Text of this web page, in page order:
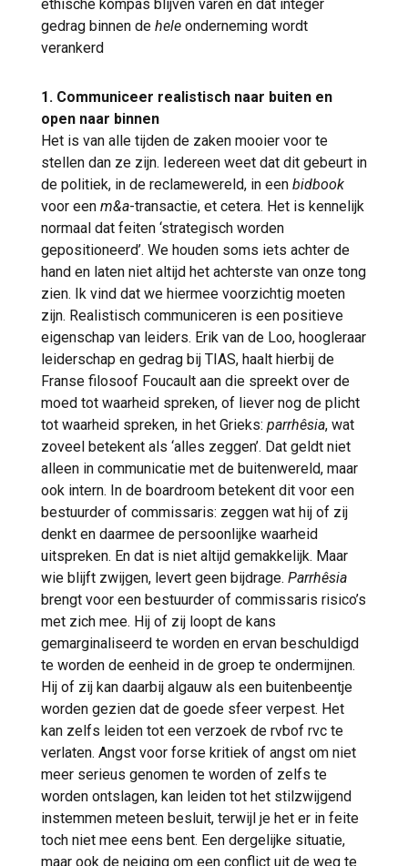
ethische kompas blijven varen en dat integer
gedrag binnen de hele onderneming wordt
verankerd
1. Communiceer realistisch naar buiten en
open naar binnen
Het is van alle tijden de zaken mooier voor te
stellen dan ze zijn. Iedereen weet dat dit gebeurt in
de politiek, in de reclamewereld, in een bidbook
voor een m&a-transactie, et cetera. Het is kennelijk
normaal dat feiten ‘strategisch worden
gepositioneerd’. We houden soms iets achter de
hand en laten niet altijd het achterste van onze tong
zien. Ik vind dat we hiermee voorzichtig moeten
zijn. Realistisch communiceren is een positieve
eigenschap van leiders. Erik van de Loo, hoogleraar
leiderschap en gedrag bij TIAS, haalt hierbij de
Franse filosoof Foucault aan die spreekt over de
moed tot waarheid spreken, of liever nog de plicht
tot waarheid spreken, in het Grieks: parrhêsia, wat
zoveel betekent als ‘alles zeggen’. Dat geldt niet
alleen in communicatie met de buitenwereld, maar
ook intern. In de boardroom betekent dit voor een
bestuurder of commissaris: zeggen wat hij of zij
denkt en daarmee de persoonlijke waarheid
uitspreken. En dat is niet altijd gemakkelijk. Maar
wie blijft zwijgen, levert geen bijdrage. Parrhêsia
brengt voor een bestuurder of commissaris risico’s
met zich mee. Hij of zij loopt de kans
gemarginaliseerd te worden en ervan beschuldigd
te worden de eenheid in de groep te ondermijnen.
Hij of zij kan daarbij algauw als een buitenbeentje
worden gezien dat de goede sfeer verpest. Het
kan zelfs leiden tot een verzoek de rvbof rvc te
verlaten. Angst voor forse kritiek of angst om niet
meer serieus genomen te worden of zelfs te
worden ontslagen, kan leiden tot het stilzwijgend
instemmen meteen besluit, terwijl je het er in feite
toch niet mee eens bent. Een dergelijke situatie,
maar ook de neiging om een conflict uit de weg te